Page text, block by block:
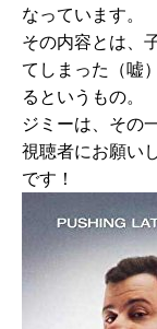
なっています。
その内容とは、
てしまった（嘘
るというもの。
ジミーは、その
視聴者にお願い
です！